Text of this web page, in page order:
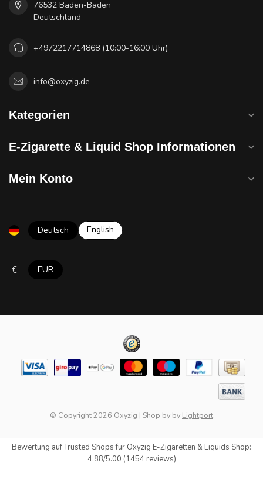
76532 Baden-Baden
Deutschland
+4972217714868 (10:00-16:00 Uhr)
info@oxyzig.de
Kategorien
E-Zigarette & Liquid Shop Informationen
Mein Konto
Deutsch English
€ EUR
© Copyright 2026 Oxyzig | Shop by by Lightport
Bewertung aufTrusted Shopsfür Oxyzig E-Zigaretten & Liquids Shop:
4.88/5.00 (1454 reviews)